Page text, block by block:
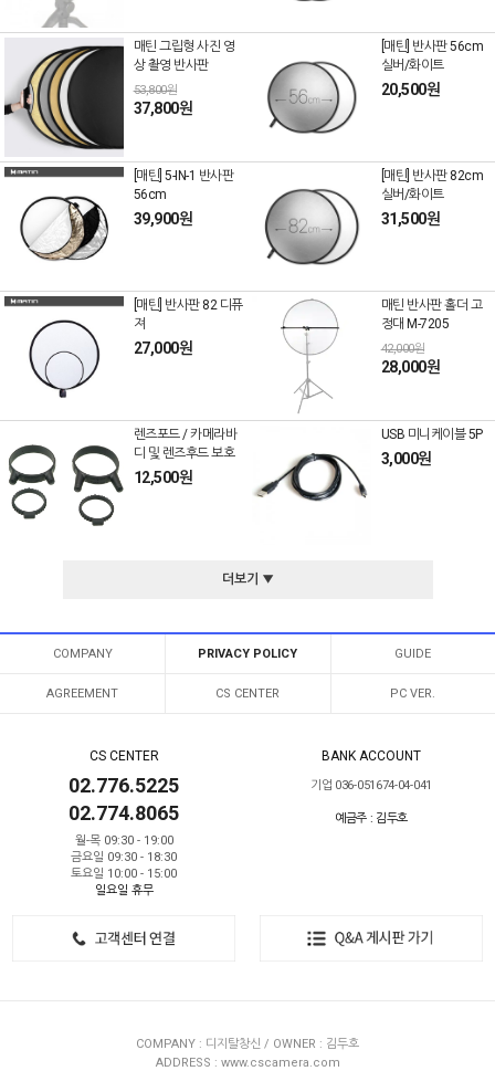
매틴 그립형 사진 영
상 촬영 반사판
53,800원
37,800원
[매틴] 반사판 56cm
실버/화이트
20,500원
[매틴] 5-IN-1 반사판
56cm
39,900원
[매틴] 반사판 82cm
실버/화이트
31,500원
[매틴] 반사판 82 디퓨
져
27,000원
매틴 반사판 홀더 고
정대 M-7205
42,000원
28,000원
렌즈포드 / 카메라바
디 및 렌즈후드 보호
12,500원
USB 미니케이블 5P
3,000원
더보기 ▼
COMPANY PRIVACY POLICY GUIDE
AGREEMENT CS CENTER PC VER.
CS CENTER
02.776.5225
02.774.8065
월-목 09:30 - 19:00
금요일 09:30 - 18:30
토요일 10:00 - 15:00
일요일 휴무
BANK ACCOUNT
기업 036-051674-04-041
예금주 : 김두호
COMPANY : 디지탈창신 / OWNER : 김두호
ADDRESS : www.cscamera.com